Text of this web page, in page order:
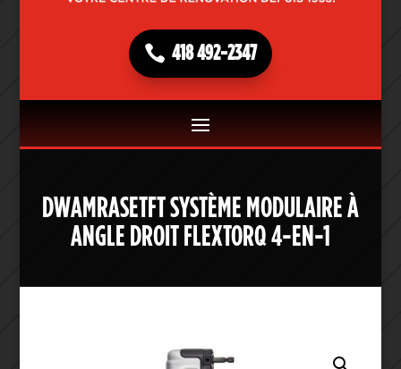
418 492-2347
DWAMRASETFT SYSTÈME MODULAIRE À
ANGLE DROIT FLEXTORQ 4-EN-1